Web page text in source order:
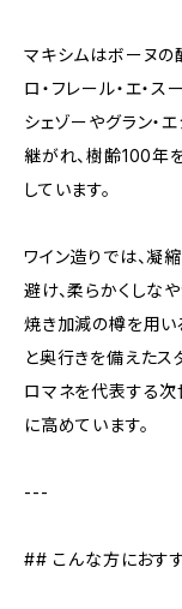
マキシムはボーヌの
ロ・フレール・エ・
シェゾーやグラン・
継がれ、樹齢100年
しています。
ワイン造りでは、凝
避け、柔らかくしな
焼き加減の樽を用い
と奥行きを備えたス
ロマネを代表する次
に高めています。
---
## こんな方におす